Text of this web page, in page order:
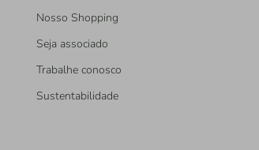
Nosso Shopping
Seja associado
Trabalhe conosco
Sustentabilidade